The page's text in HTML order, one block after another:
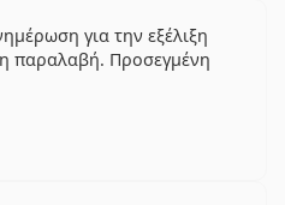
για την εξέλιξη
παραλαβή. Προσεγμένη